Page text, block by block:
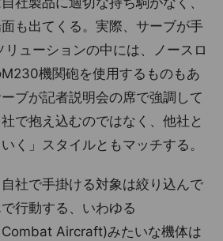
も出てくる。実際、サーブが手
ューションの中には、ノースロ
機関砲を使用するものもあ
ブが記者説明会の席で強調して
で抱え込むのではなく、他社と
く」スタイルともマッチする。
社で手掛ける対象は絞り込んで
行動する、いわゆる
Aircraft)みたいな機体は